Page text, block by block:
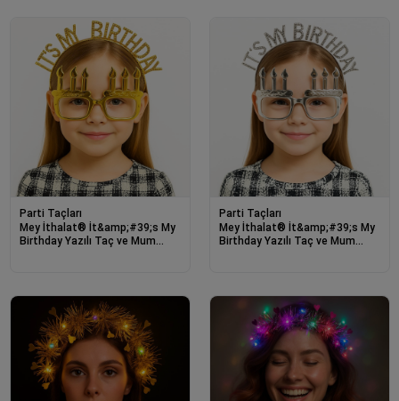
Parti Taçları
Mey İthalat® İt&amp;#39;s My
Birthday Yazılı Taç ve Mum
Parti Taçları
Mey İthalat® İt&amp;#39;s My
Birthday Yazılı Taç ve Mum